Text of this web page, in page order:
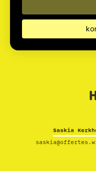
Saskia